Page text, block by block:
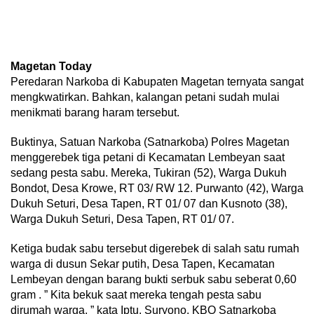
Magetan Today
Peredaran Narkoba di Kabupaten Magetan ternyata sangat
mengkwatirkan. Bahkan, kalangan petani sudah mulai
menikmati barang haram tersebut.
Buktinya, Satuan Narkoba (Satnarkoba) Polres Magetan
menggerebek tiga petani di Kecamatan Lembeyan saat
sedang pesta sabu. Mereka, Tukiran (52), Warga Dukuh
Bondot, Desa Krowe, RT 03/ RW 12. Purwanto (42), Warga
Dukuh Seturi, Desa Tapen, RT 01/ 07 dan Kusnoto (38),
Warga Dukuh Seturi, Desa Tapen, RT 01/ 07.
Ketiga budak sabu tersebut digerebek di salah satu rumah
warga di dusun Sekar putih, Desa Tapen, Kecamatan
Lembeyan dengan barang bukti serbuk sabu seberat 0,60
gram . ” Kita bekuk saat mereka tengah pesta sabu
dirumah warga, ” kata Iptu, Suryono, KBO Satnarkoba